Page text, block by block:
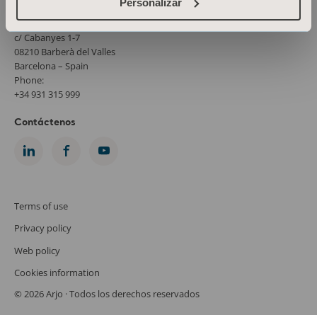
Poligono Can Salvatella
c/ Cabanyes 1-7
08210 Barberà del Valles
Barcelona – Spain
Phone:
+34 931 315 999
Contáctenos
Terms of use
Privacy policy
Web policy
Cookies information
© 2026 Arjo · Todos los derechos reservados